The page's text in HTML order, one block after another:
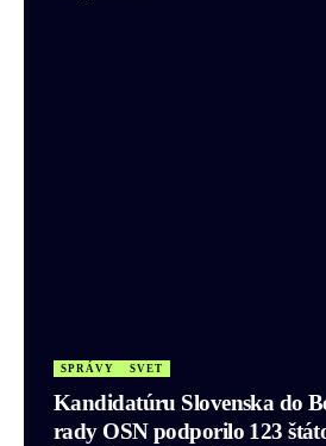
SPRÁVY SVET
Kandidatúru Slovenska do
rady OSN podporilo 123